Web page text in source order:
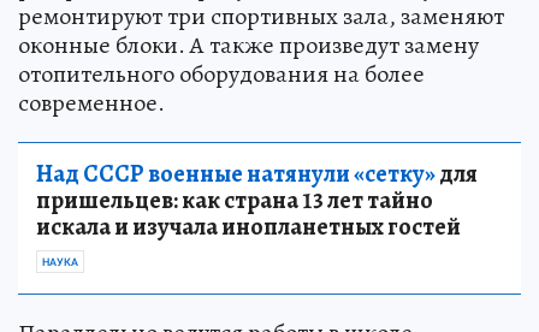
ремонтируют три спортивных зала, заменяют
оконные блоки. А также произведут замену
отопительного оборудования на более
современное.
Над СССР военные натянули «сетку»для
пришельцев: как страна 13 лет тайно
искала и изучала инопланетных гостей
НАУКА